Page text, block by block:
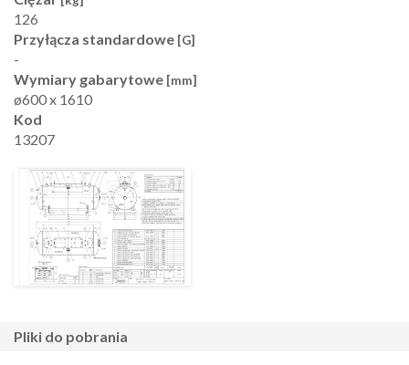
126
Przyłącza standardowe [G]
-
Wymiary gabarytowe [mm]
ø600 x 1610
Kod
13207
pliki do pobrania